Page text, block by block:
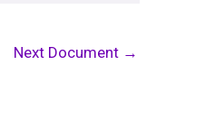
Next Document →